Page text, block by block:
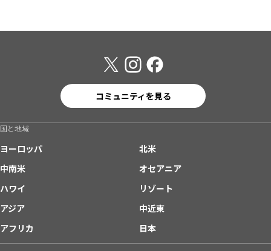
コミュニティを見る
国と地域
ヨーロッパ
北米
中南米
オセアニア
ハワイ
リゾート
アジア
中近東
アフリカ
日本